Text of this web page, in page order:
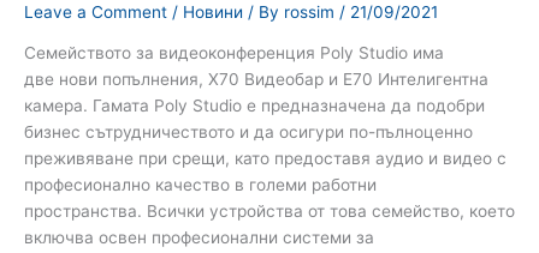
Leave a Comment / Новини / By rossim / 21/09/2021
Семейството за видеоконференция Poly Studio има
две нови попълнения, X70 Видеобар и E70 Интелигентна
камера. Гамата Poly Studio е предназначена да подобри
бизнeс сътрудничеството и да осигури по-пълноценно
преживяване при срещи, като предоставя аудио и видео с
професионално качество в големи работни
пространства. Всички устройства от това семейство, което
включва освен професионални системи за